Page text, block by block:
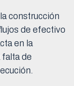
construcción
de efectivo
en la
de